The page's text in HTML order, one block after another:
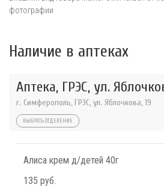
фотографии
Наличие в аптеках
Аптека, ГРЭС, ул.
г. Симферополь, ГРЭС, ул. Яблочкова, 19
ВЫБРАТЬ ОТДЕЛЕНИЕ
Алиса крем д/детей 40г
135 руб.